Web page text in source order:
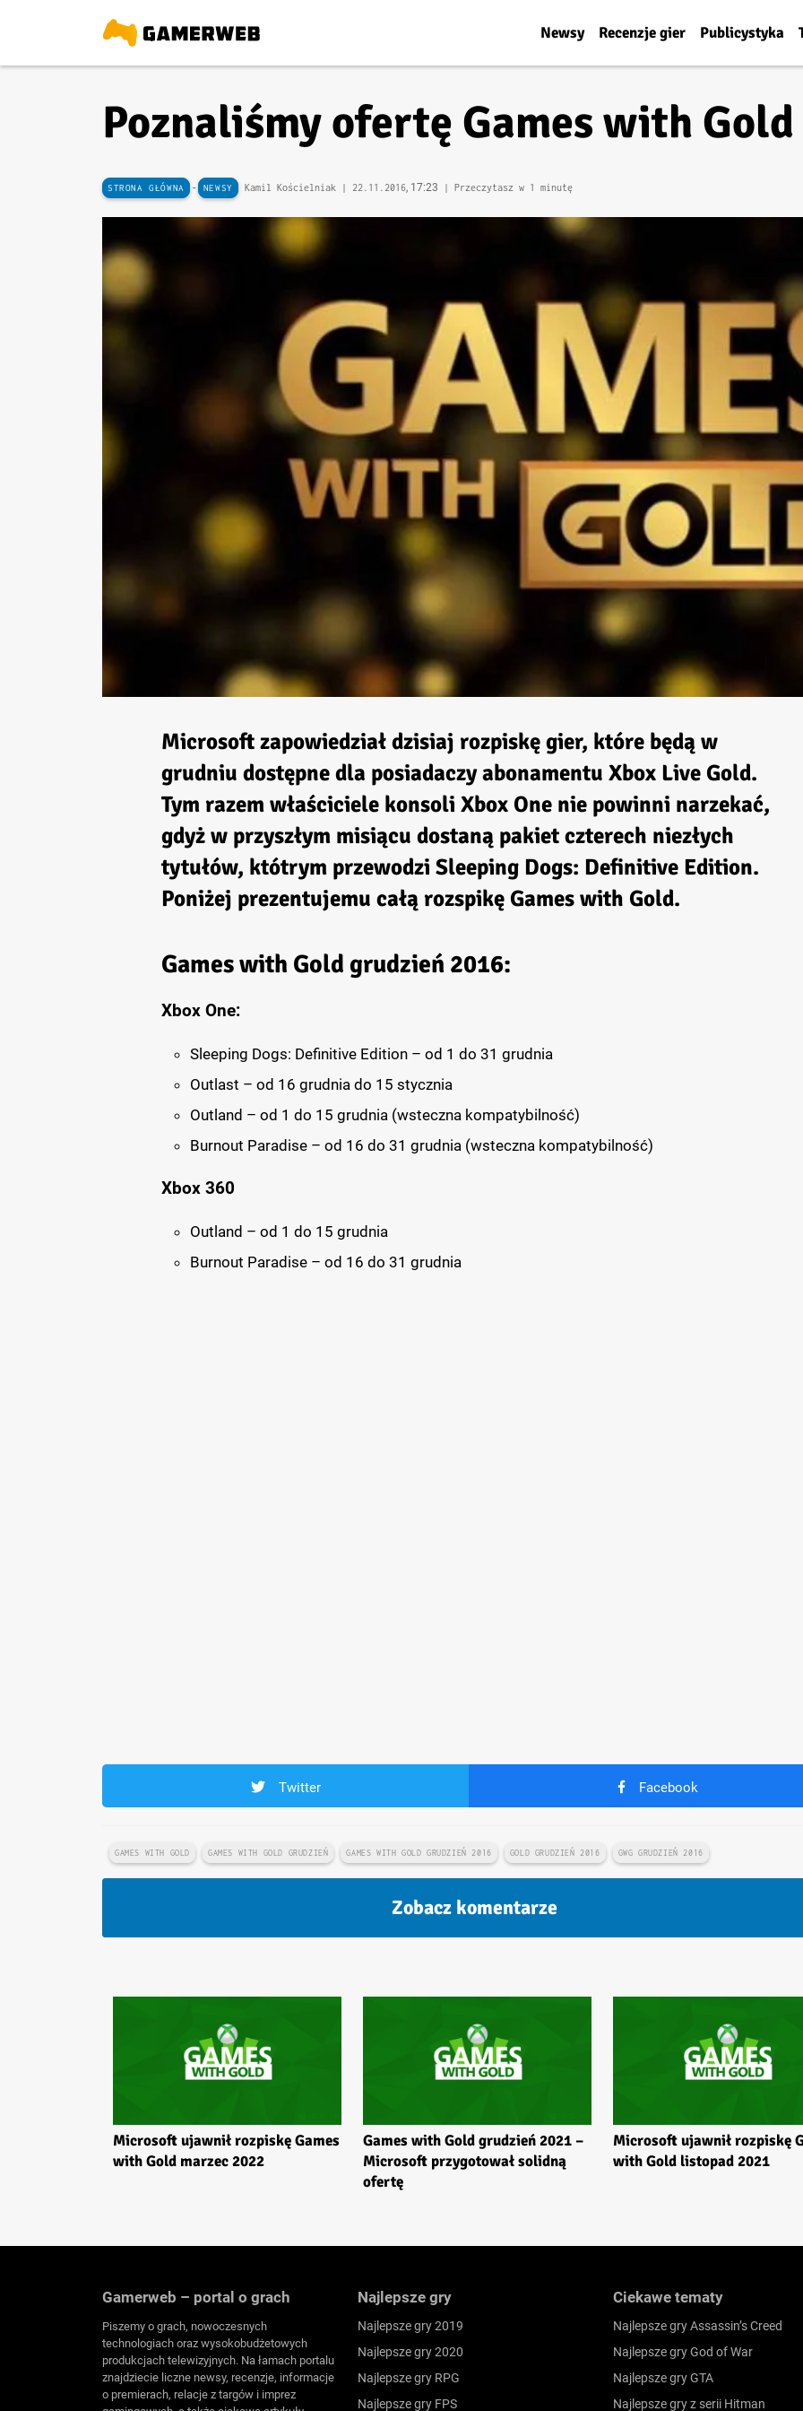
Newsy Recenzje gier Publicystyka
Poznaliśmy ofertę Games with
STRONA GŁÓWNA - NEWSY Kamil Kościelniak | 22.11.2016, 17:23 | Przeczytasz w 1 minutę
Microsoft zapowiedział dzisiaj rozpiskę gier, które będą w
grudniu dostępne dla posiadaczy abonamentu Xbox Live Gold.
Tym razem właściciele konsoli Xbox One nie powinni narzekać,
gdyż w przyszłym misiącu dostaną pakiet czterech niezłych
tytułów, któtrym przewodzi Sleeping Dogs: Definitive Edition.
Poniżej prezentujemu całą rozspikę Games with Gold.
Games with Gold grudzień 2016:
Xbox One:
Sleeping Dogs: Definitive Edition – od 1 do 31 grudnia
Outlast – od 16 grudnia do 15 stycznia
Outland – od 1 do 15 grudnia (wsteczna kompatybilność)
Burnout Paradise – od 16 do 31 grudnia (wsteczna kompatybilność)
Xbox 360
Outland – od 1 do 15 grudnia
Burnout Paradise – od 16 do 31 grudnia
Twitter Facebook
GAMES WITH GOLD GAMES WITH GOLD GRUDZIEŃ GAMES WITH GOLD GRUDZIEŃ 2016 GOLD GRUDZIEŃ 2016 GWG GRUDZIEŃ 2016
Zobacz komentarze
Microsoft ujawnił rozpiskę Games
with Gold marzec 2022
Games with Gold grudzień 2021 –
Microsoft przygotował solidną
ofertę
Microsoft ujawnił rozpiskę
with Gold listopad 2021
Gamerweb – portal o grach
Piszemy o grach, nowoczesnych
technologiach oraz wysokobudżetowych
produkcjach telewizyjnych. Na łamach portalu
znajdziecie liczne newsy, recenzje, informacje
o premierach, relacje z targów i imprez
Najlepsze gry
Najlepsze gry 2019
Najlepsze gry 2020
Najlepsze gry RPG
Najlepsze gry FPS
Ciekawe tematy
Najlepsze gry Assassin’s Creed
Najlepsze gry God of War
Najlepsze gry GTA
Najlepsze gry z serii Hitman